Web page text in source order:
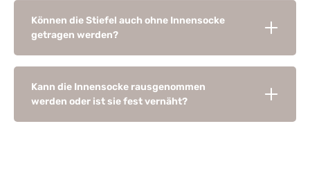
Können die Stiefel auch ohne Innensocke
getragen werden?
Kann die Innensocke rausgenommen
werden oder ist sie fest vernäht?